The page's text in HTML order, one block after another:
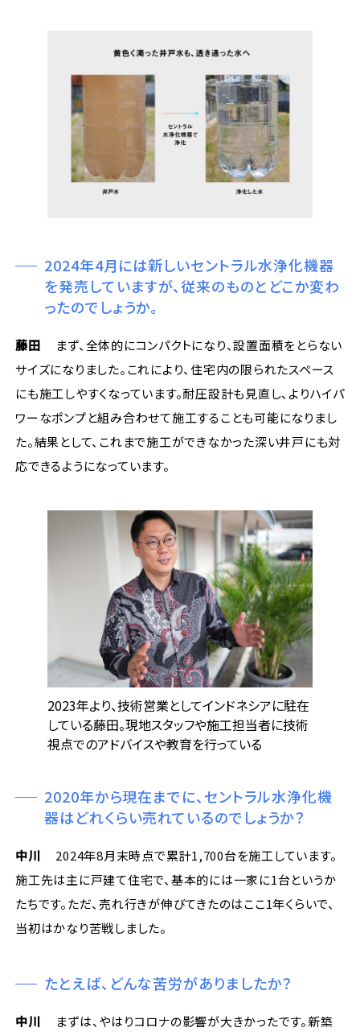
2024年4月には新しいセントラル水浄化機器
を発売していますが、従来のものとどこか変わ
ったのでしょうか。
藤田
まず、全体的にコンパクトになり、設置面積をとらない
サイズになりました。これにより、住宅内の限られたスペース
にも施工しやすくなっています。耐圧設計も見直し、よりハイパ
ワーなポンプと組み合わせて施工することも可能になりまし
た。結果として、これまで施工ができなかった深い井戸にも対
応できるようになっています。
2023年より、技術営業としてインドネシアに駐在
している藤田。現地スタッフや施工担当者に技術
視点でのアドバイスや教育を行っている
2020年から現在までに、セントラル水浄化機
器はどれくらい売れているのでしょうか？
中川
2024年8月末時点で累計1,700台を施工しています。
施工先は主に戸建て住宅で、基本的には一家に1台というか
たちです。ただ、売れ行きが伸びてきたのはここ1年くらいで、
当初はかなり苦戦しました。
たとえば、どんな苦労がありましたか？
中川
まずは、やはりコロナの影響が大きかったです。新築